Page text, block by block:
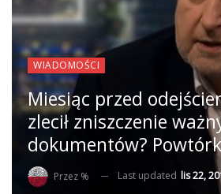
WIADOMOŚCI
Miesiąc przed
zlecił zniszczenie
dokumentów?
Przez % Last updated lis 22,